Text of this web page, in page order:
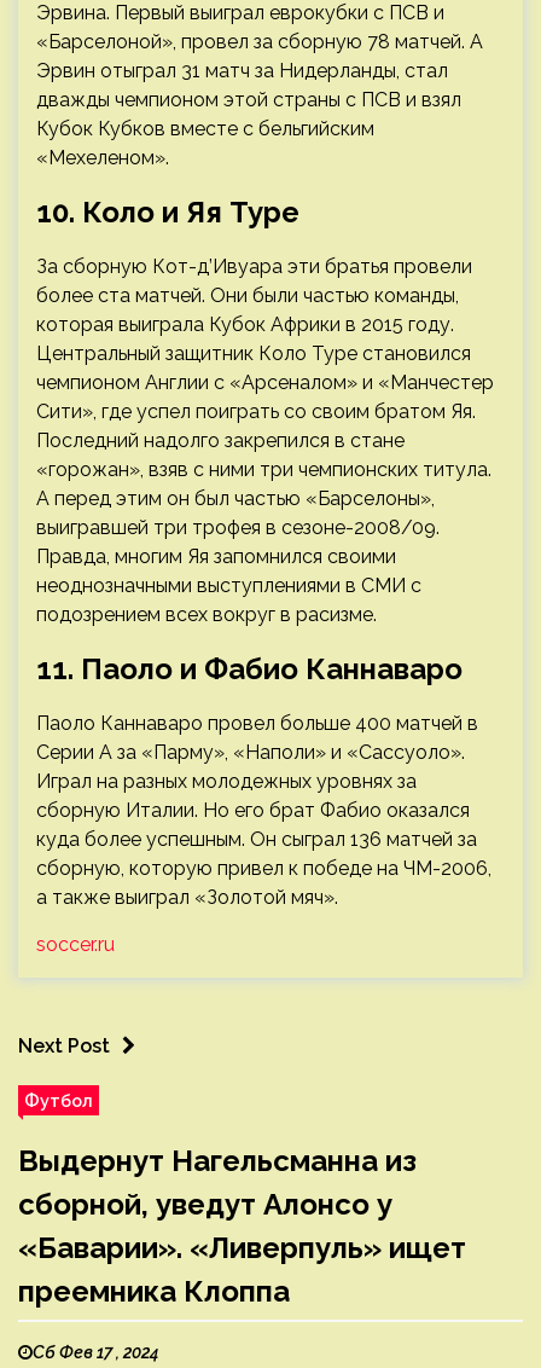
Эрвина. Первый выиграл еврокубки с ПСВ и
«Барселоной», провел за сборную 78 матчей. А
Эрвин отыграл 31 матч за Нидерланды, стал
дважды чемпионом этой страны с ПСВ и взял
Кубок Кубков вместе с бельгийским
«Мехеленом».
10. Коло и Яя Туре
За сборную Кот-д’Ивуара эти братья провели
более ста матчей. Они были частью команды,
которая выиграла Кубок Африки в 2015 году.
Центральный защитник Коло Туре становился
чемпионом Англии с «Арсеналом» и «Манчестер
Сити», где успел поиграть со своим братом Яя.
Последний надолго закрепился в стане
«горожан», взяв с ними три чемпионских титула.
А перед этим он был частью «Барселоны»,
выигравшей три трофея в сезоне-2008/09.
Правда, многим Яя запомнился своими
неоднозначными выступлениями в СМИ с
подозрением всех вокруг в расизме.
11. Паоло и Фабио Каннаваро
Паоло Каннаваро провел больше 400 матчей в
Серии А за «Парму», «Наполи» и «Сассуоло».
Играл на разных молодежных уровнях за
сборную Италии. Но его брат Фабио оказался
куда более успешным. Он сыграл 136 матчей за
сборную, которую привел к победе на ЧМ-2006,
а также выиграл «Золотой мяч».
soccer.ru
Next Post
Футбол
Выдернут Нагельсманна из
сборной, уведут Алонсо у
«Баварии». «Ливерпуль» ищет
преемника Клоппа
Сб Фев 17 , 2024